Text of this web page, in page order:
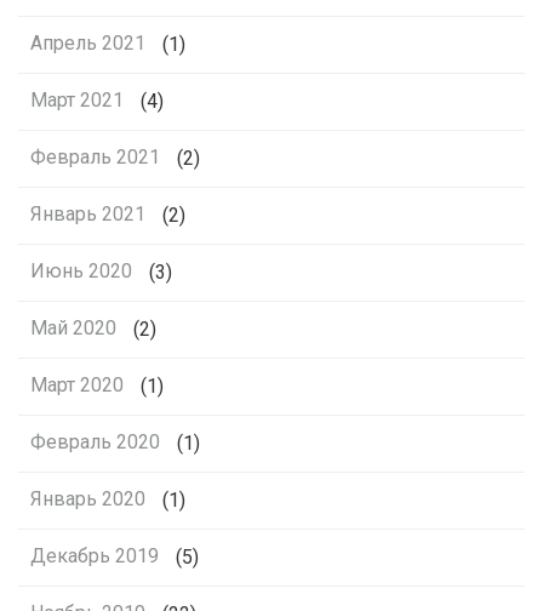
Апрель 2021 (1)
Март 2021 (4)
Февраль 2021 (2)
Январь 2021 (2)
Июнь 2020 (3)
Май 2020 (2)
Март 2020 (1)
Февраль 2020 (1)
Январь 2020 (1)
Декабрь 2019 (5)